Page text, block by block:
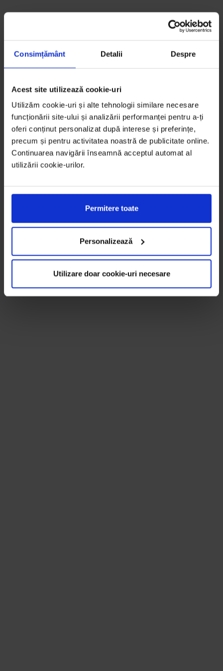
Consimțământ Detalii Despre
Acest site utilizează cookie-uri
Utilizăm cookie-uri și alte tehnologii similare necesare
funcționării site-ului și analizării performanței pentru a-ți
oferi conținut personalizat după interese și preferințe,
precum și pentru activitatea noastră de publicitate online.
Continuarea navigării înseamnă acceptul automat al
utilizării cookie-urilor.
Permitere toate
Personalizează
Utilizare doar cookie-uri necesare